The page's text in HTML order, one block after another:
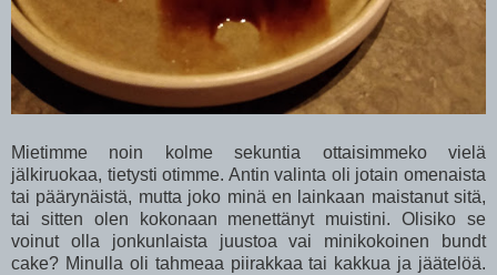
Mietimme noin kolme sekuntia ottaisimmeko vielä
jälkiruokaa, tietysti otimme. Antin valinta oli jotain omenaista
tai päärynäistä, mutta joko minä en lainkaan maistanut sitä,
tai sitten olen kokonaan menettänyt muistini. Olisiko se
voinut olla jonkunlaista juustoa vai minikokoinen bundt
cake? Minulla oli tahmeaa piirakkaa tai kakkua ja jäätelöä.